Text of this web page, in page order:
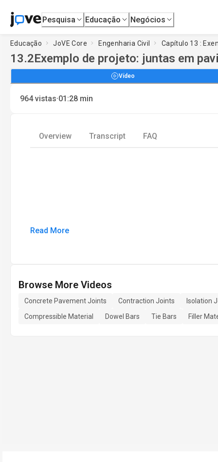
Pesquisa Educação Negócios
Educação JoVE Core Engenharia Civil Capítulo 13 :
13.2Exemplo de projeto: juntas em
Vídeo
964 vistas·01:28 min
Overview Transcript FAQ
Read More
Browse More Videos
Concrete Pavement Joints Contraction Joints
Isolation
Compressible Material
Dowel Bars Tie Bars Filler